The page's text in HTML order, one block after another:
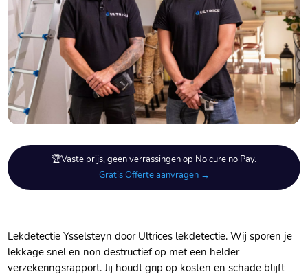
🏆Vaste prijs, geen verrassingen op No cure no Pay.
Gratis Offerte aanvragen →
Lekdetectie Ysselsteyn door Ultrices lekdetectie.​ Wij sporen je
lekkage snel en non destructief op met een helder
verzekeringsrapport.​ Jij houdt grip op kosten en schade blijft